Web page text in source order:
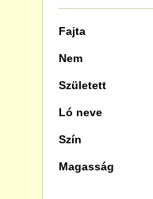
Fajta
Nem
Született
Ló neve
Szín
Magasság